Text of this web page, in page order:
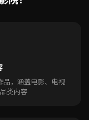
品，涵盖电影、电视
类内容